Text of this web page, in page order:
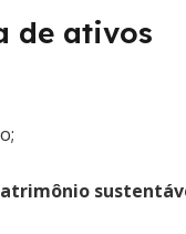
de ativos